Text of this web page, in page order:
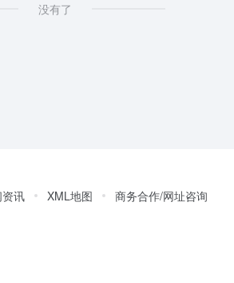
没有了
讯 XML地图 商务合作/网址咨询